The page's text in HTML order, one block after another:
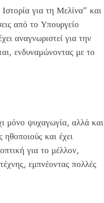
για τη Μελίνα” και
από το Υπουργείο
αναγνωριστεί για την
ενδυναμώνοντας με το
μόνο ψυχαγωγία, αλλά και
και έχει
για το μέλλον,
εμπνέοντας πολλές